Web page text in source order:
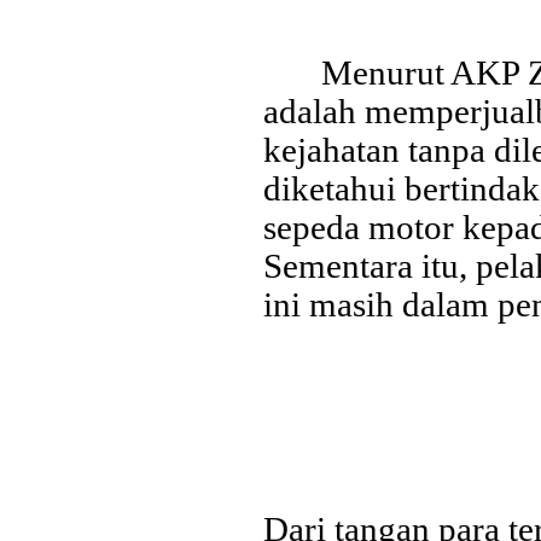
Bank Jatim dan PCI Muslimat NU Hong Kong
Layanan Remitansi bagi PMI
HONG KONG, KORANRAKYAT.COM24 Juli 2026. PT
Menurut AKP
adalah
kejahatan tanpa
diketahui
sepeda motor
Sementara itu,
ini masih dalam
Dari tangan para